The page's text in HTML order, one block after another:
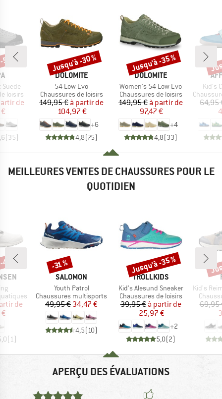
Suede
loisirs
réduit
de
(35)
%
MARQUE
DOLOMITE
Article
54 Low Evo
Product group
Chaussures de loisirs
Prix
149,95 € Prix réduit
à partir de
104,97 €
+6
4,8(75)
Remise
Jusqu'à -30 %
MARQUE
DOLOMITE
Article
Women's 54 Low Evo
Product group
Chaussures de loisirs
Prix
149,95 € Prix réduit
à partir de
97,47 €
+4
4,8(33)
Remise
Jusqu'à -35 %
Article
Kid's
Product
64,95
MEILLEURES VENTES DE CHAUSSURES POUR LE
QUOTIDIEN
réduit
de
(1)
%
MARQUE
SALOMON
Article
Youth Patrol
Product group
Chaussures multisports
Prix
49,95 €Prix réduit
34,47 €
4,5(10)
Remise
-31 %
MARQUE
TROLLKIDS
Article
Kid's Alesund Sneaker
Product group
Chaussures de loisirs
Prix
39,95 € Prix réduit
à partir de
25,97 €
+2
5,0(2)
Remise
Jusqu'à -35 %
Article
Kid's
69,95
APERÇU DES ÉVALUATIONS